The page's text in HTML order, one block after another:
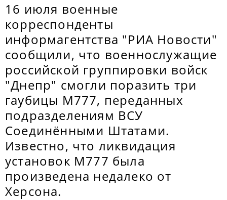
16 июля военные
корреспонденты
информагентства "РИА Новости"
сообщили, что военнослужащие
российской группировки войск
"Днепр" смогли поразить три
гаубицы M777, переданных
подразделениям ВСУ
Соединёнными Штатами.
Известно, что ликвидация
установок M777 была
произведена недалеко от
Херсона.